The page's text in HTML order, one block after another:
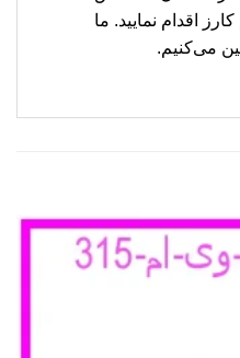
اقدام نمایید. ما
می‌کنیم.